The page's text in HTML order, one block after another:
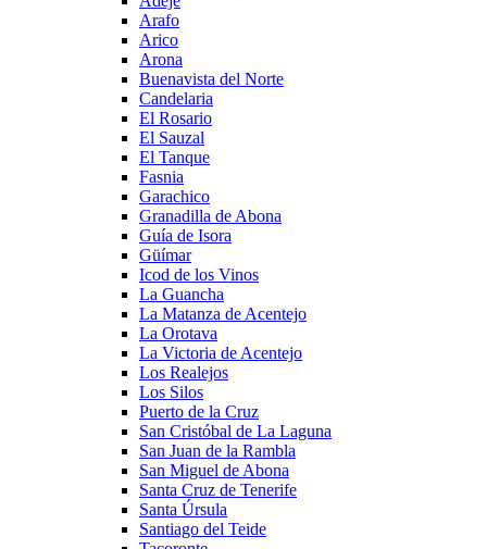
Arafo
Arico
Arona
Buenavista del Norte
Candelaria
El Rosario
El Sauzal
El Tanque
Fasnia
Garachico
Granadilla de Abona
Guía de Isora
Güímar
Icod de los Vinos
La Guancha
La Matanza de Acentejo
La Orotava
La Victoria de Acentejo
Los Realejos
Los Silos
Puerto de la Cruz
San Cristóbal de La Laguna
San Juan de la Rambla
San Miguel de Abona
Santa Cruz de Tenerife
Santa Úrsula
Santiago del Teide